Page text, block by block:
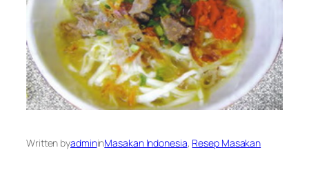
Written byadmininMasakan Indonesia, Resep Masakan